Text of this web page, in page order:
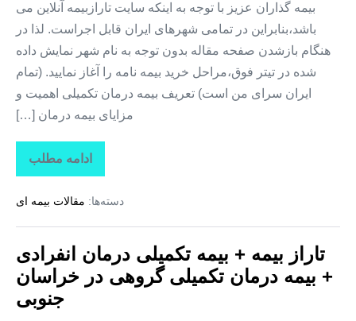
بیمه گذاران عزیز با توجه به اینکه سایت تارازبیمه آنلاین می
باشد،بنابراین در تمامی شهرهای ایران قابل اجراست. لذا در
هنگام بازشدن صفحه مقاله بدون توجه به نام شهر نمایش داده
شده در تیتر فوق،مراحل خرید بیمه نامه را آغاز نمایید. (تمام
ایران سرای من است) تعریف بیمه درمان تکمیلی اهمیت و
مزایای بیمه درمان […]
ادامه مطلب
تاراز
بیمه
بیمه
درمان
+
بیمه
درمان
تکمیلی
گروهی
دسته‌ها: مقالات بیمه ای
تاراز بیمه + بیمه تکمیلی درمان انفرادی
+ بیمه درمان تکمیلی گروهی در خراسان
جنوبی